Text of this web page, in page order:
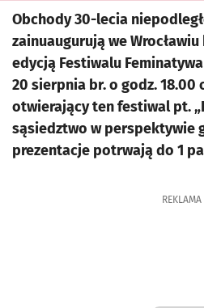
Obchody 30-lecia
zainuaugurują we
edycją Festiwalu
20 sierpnia br. o godz.
otwierający ten festiwal pt.
sąsiedztwo w perspektywie
prezentacje potrwają do 1
REKLAMA